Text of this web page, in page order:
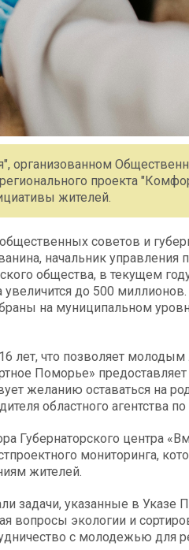
организованном
проекта
жителей.
советов и
начальник управления
общества, в текущем
до 500 миллионов.
на муниципальном
лет, что позволяет
Поморье»
желанию оставаться на
областного агентства
Губернаторского центра
мониторинга,
жителей.
задачи, указанные в Указе
вопросы экологии и
с молодежью для